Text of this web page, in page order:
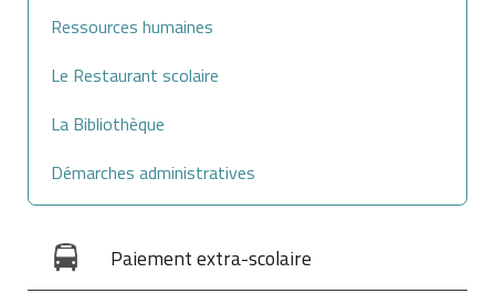
Ressources humaines
Le Restaurant scolaire
La Bibliothèque
Démarches administratives
Paiement extra-scolaire